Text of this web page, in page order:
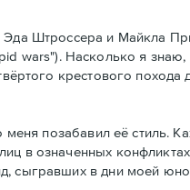
Штроссерa и Майклa
wars"). Насколько я
крестового
позабавил её стиль.
в означенных
в дни моей